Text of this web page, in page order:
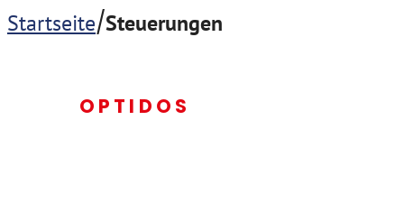
Startseite/Steuerungen
OPTIDOS